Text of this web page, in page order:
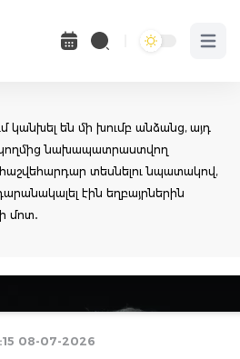
Open
կանխել են մի խումբ անձանց, այդ
նախապատրաստվող
հաշվեհարդար տեսնելու նպատակով,
էին եղբայրներին
մոտ․
08-07-2026